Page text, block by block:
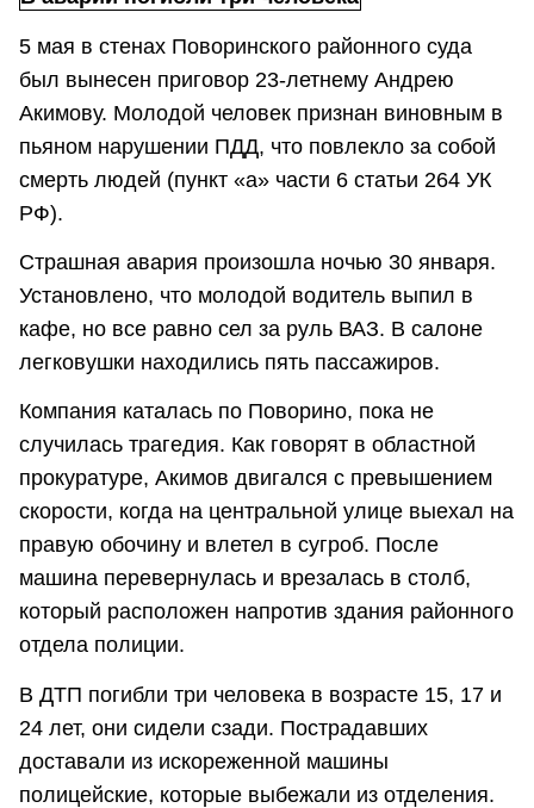
5 мая в стенах Поворинского районного суда
был вынесен приговор 23-летнему Андрею
Акимову. Молодой человек признан виновным в
пьяном нарушении ПДД, что повлекло за собой
смерть людей (пункт «а» части 6 статьи 264 УК
РФ).
Страшная авария произошла ночью 30 января.
Установлено, что молодой водитель выпил в
кафе, но все равно сел за руль ВАЗ. В салоне
легковушки находились пять пассажиров.
Компания каталась по Поворино, пока не
случилась трагедия. Как говорят в областной
прокуратуре, Акимов двигался с превышением
скорости, когда на центральной улице выехал на
правую обочину и влетел в сугроб. После
машина перевернулась и врезалась в столб,
который расположен напротив здания районного
отдела полиции.
В ДТП погибли три человека в возрасте 15, 17 и
24 лет, они сидели сзади. Пострадавших
доставали из искореженной машины
полицейские, которые выбежали из отделения.